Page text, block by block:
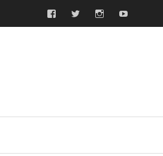
FacebookTwitterInstagram